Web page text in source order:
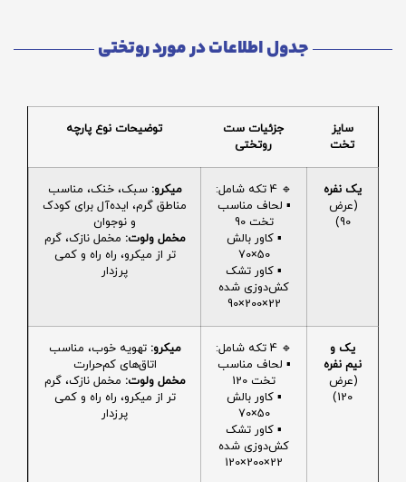
جدول اطلاعات در مورد روتختی
سایز
تخت
جزئیات ست
روتختی
توضیحات نوع پارچه
یک نفره
(عرض
90)
🔹 4 تکه شامل:
▪️ لحاف مناسب
تخت 90
▪️ کاور بالش
50×70
▪️ کاور تشک
کش‌دوزی شده
22×200×90
میکرو: سبک، خنک، مناسب
مناطق گرم، ایده‌آل برای کودک
و نوجوان
مخمل ولوت: مخمل نازک، گرم
تر از میکرو، راه راه و کمی
پرزدار
یک و
نیم نفره
(عرض
120)
🔹 4 تکه شامل:
▪️ لحاف مناسب
تخت 120
▪️ کاور بالش
50×70
▪️ کاور تشک
کش‌دوزی شده
22×200×120
میکرو: تهویه خوب، مناسب
اتاق‌های کم‌حرارت
مخمل ولوت: مخمل نازک، گرم
تر از میکرو، راه راه و کمی
پرزدار